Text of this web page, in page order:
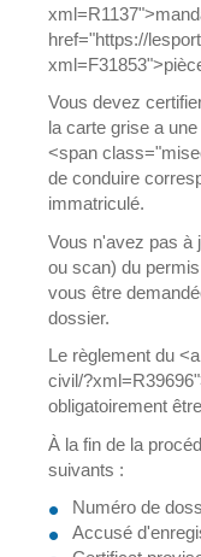
href="https://
Vous devez
la carte grise a
<span
de conduire
immatriculé.
Vous n'avez pas à
ou scan) du
vous être
dossier.
Le règlement du
civil/
obligatoirement
À la fin de la
suivants :
Numéro de
Accusé